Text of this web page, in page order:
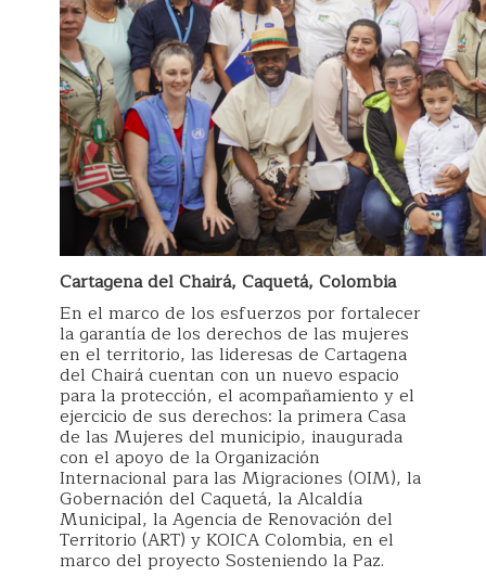
Cartagena del Chairá, Caquetá, Colombia
En el marco de los esfuerzos por fortalecer
la garantía de los derechos de las mujeres
en el territorio, las lideresas de Cartagena
del Chairá cuentan con un nuevo espacio
para la protección, el acompañamiento y el
ejercicio de sus derechos: la primera Casa
de las Mujeres del municipio, inaugurada
con el apoyo de la Organización
Internacional para las Migraciones (OIM), la
Gobernación del Caquetá, la Alcaldía
Municipal, la Agencia de Renovación del
Territorio (ART) y KOICA Colombia, en el
marco del proyecto Sosteniendo la Paz.